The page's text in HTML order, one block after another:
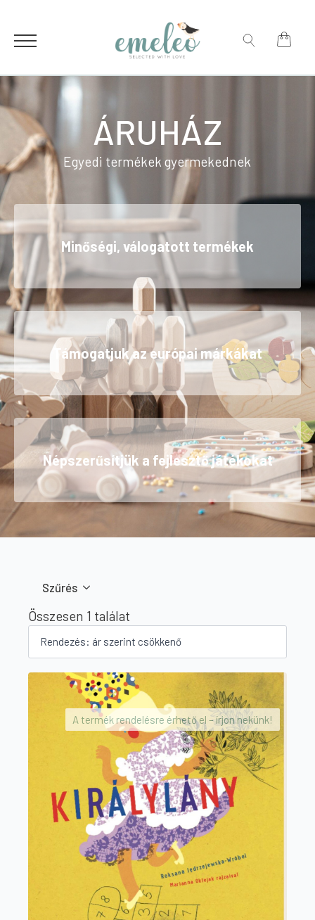
ÁRUHÁZ
Egyedi termékek gyermekednek
Minőségi, válogatott termékek
Támogatjuk az európai márkákat
Népszerűsítjük a fejlesztő játékokat
Szűrés
Összesen 1 találat
A termék rendelésre érhető el – írjon nekünk!